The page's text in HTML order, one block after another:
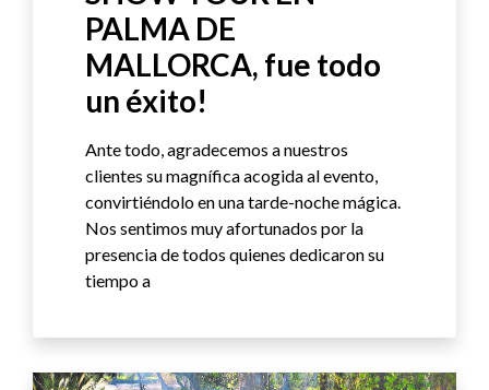
PALMA DE
MALLORCA, fue todo
un éxito!
Ante todo, agradecemos a nuestros
clientes su magnífica acogida al evento,
convirtiéndolo en una tarde-noche mágica.
Nos sentimos muy afortunados por la
presencia de todos quienes dedicaron su
tiempo a